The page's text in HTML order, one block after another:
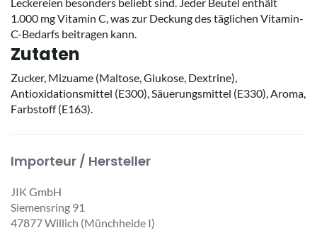
1.000 mg Vitamin C, was zur Deckung des täglichen Vitamin-
C-Bedarfs beitragen kann.
Zutaten
Zucker, Mizuame (Maltose, Glukose, Dextrine),
Antioxidationsmittel (E300), Säuerungsmittel (E330), Aroma,
Farbstoff (E163).
Importeur / Hersteller
JIK GmbH
Siemensring 91
47877 Willich (Münchheide I)